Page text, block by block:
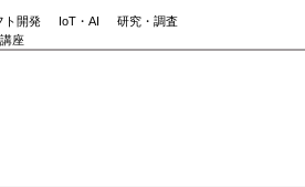
ト開発 IoT・AI
研究・調査
座